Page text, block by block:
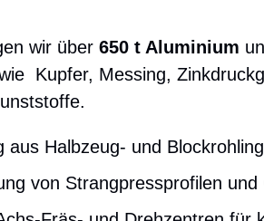
wir über 650 t Aluminium
Kupfer, Messing,
aus Halbzeug- und
von Strangpressprofilen und